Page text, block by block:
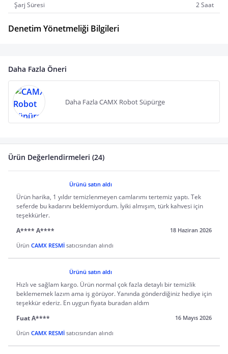
Şarj Süresi
2 Saat
Denetim Yönetmeliği Bilgileri
Daha Fazla Öneri
Daha Fazla CAMX Robot Süpürge
Ürün Değerlendirmeleri (24)
Ürünü satın aldı
Ürün harika, 1 yıldır temizlenmeyen camlarımı tertemiz yaptı. Tek
seferde bu kadarını beklemiyordum. İyiki almışım, türk kahvesi için
teşekkürler.
A**** A****
18 Haziran 2026
Ürün CAMX RESMİ satıcısından alındı
Ürünü satın aldı
Hızlı ve sağlam kargo. Ürün normal çok fazla detaylı bir temizlik
beklememek lazım ama iş görüyor. Yanında gönderdiğiniz hediye için
teşekkür ederiz. En uygun fiyata buradan aldım
Fuat A****
16 Mayıs 2026
Ürün CAMX RESMİ satıcısından alındı